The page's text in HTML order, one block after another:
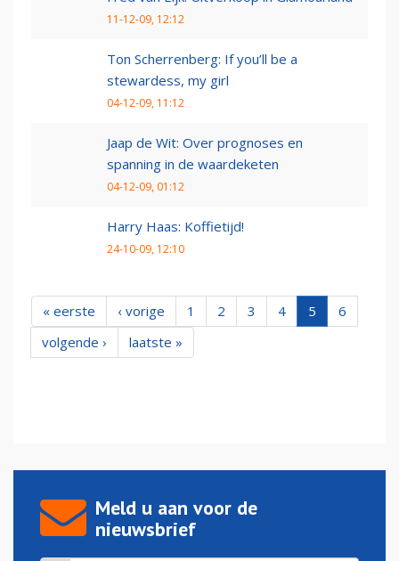
11-12-09, 12:12
Ton Scherrenberg: If you’ll be a
stewardess, my girl
04-12-09, 11:12
Jaap de Wit: Over prognoses en
spanning in de waardeketen
04-12-09, 01:12
Harry Haas: Koffietijd!
24-10-09, 12:10
« eerste ‹ vorige 1 2 3 4 5
6
volgende ›
laatste »
Meld u aan voor de
nieuwsbrief